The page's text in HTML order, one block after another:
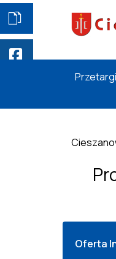
Przetargi
Oferta